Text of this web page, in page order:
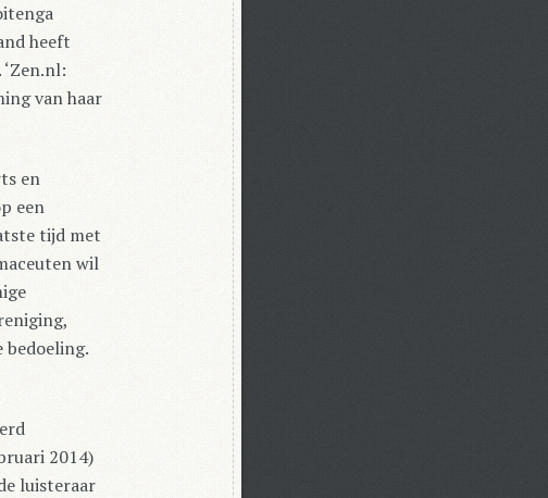
heeft
van haar
en
een
tijd met
wil
bedoeling.
2014)
luisteraar